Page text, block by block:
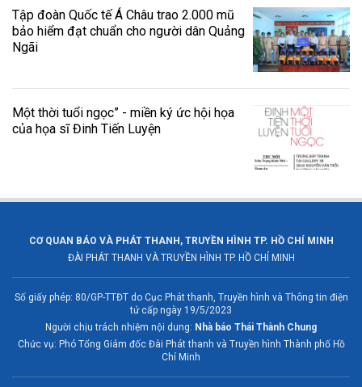
Tập đoàn Quốc tế Á Châu trao 2.000 mũ
bảo hiểm đạt chuẩn cho người dân Quảng
Ngãi
Một thời tuổi ngọc” - miền ký ức hội họa
của họa sĩ Đinh Tiến Luyện
CƠ QUAN BÁO VÀ PHÁT THANH, TRUYỀN HÌNH TP. HỒ CHÍ MINH
ĐÀI PHÁT THANH VÀ TRUYỀN HÌNH TP. HỒ CHÍ MINH
Số giấy phép: 80/GP-TTĐT do Cục Phát thanh, Truyền hình và Thông tin điện
tử cấp ngày 19/5/2023
Người chịu trách nhiệm nội dung: Nhà báo Thái Thành Chung
Chức vụ: Phó Tổng Giám đốc Đài Phát thanh và Truyền hình Thành phố Hồ
Chí Minh